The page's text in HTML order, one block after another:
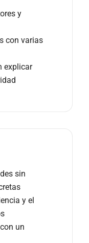
y
con varias
explicar
sin
y el
un